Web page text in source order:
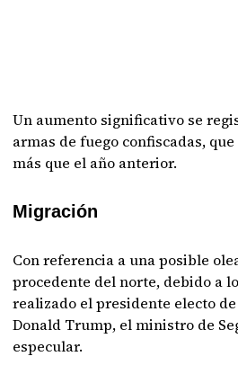
Un aumento significativo se
armas de fuego confiscadas, que
más que el año anterior.
Migración
Con referencia a una posible
procedente del norte, debido a
realizado el presidente electo
Donald Trump, el ministro de
especular.